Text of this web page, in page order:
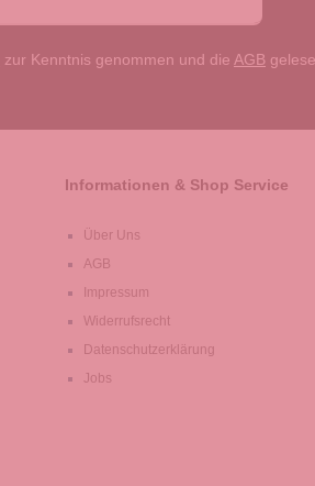
zur Kenntnis genommen und die AGB
Informationen & Shop Service
Über Uns
AGB
Impressum
Widerrufsrecht
Datenschutzerklärung
Jobs